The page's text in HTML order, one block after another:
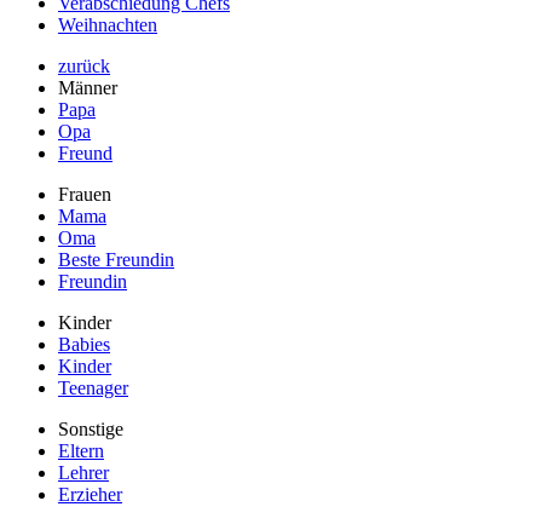
Weihnachten
zurück
Männer
Papa
Opa
Freund
Frauen
Mama
Oma
Beste Freundin
Freundin
Kinder
Babies
Kinder
Teenager
Sonstige
Eltern
Lehrer
Erzieher